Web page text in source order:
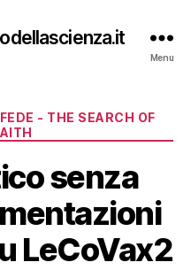
Menu
- THE SEARCH OF
senza
LeCoVax2